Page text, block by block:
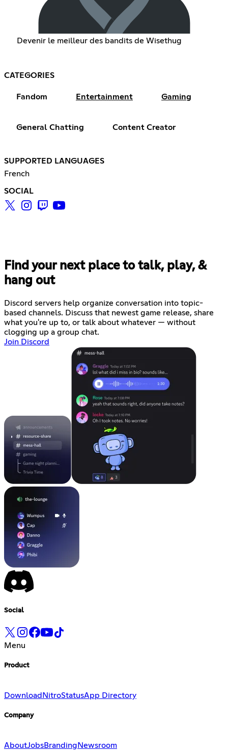
Devenir le meilleur des bandits de Wisethug
CATEGORIES
Fandom Entertainment Gaming
General Chatting Content Creator
SUPPORTED LANGUAGES
French
SOCIAL
Find your next place to talk, play, &
hang out
Discord servers help organize conversation into topic-
based channels. Discuss that newest game release, share
what you're up to, or talk about whatever — without
clogging up a group chat.
Join Discord
Social
Menu
Product
Download NitroStatusApp Directory
Company
AboutJobsBranding Newsroom